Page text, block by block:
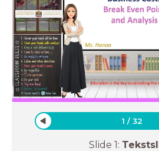
1 /32
Slide 1: